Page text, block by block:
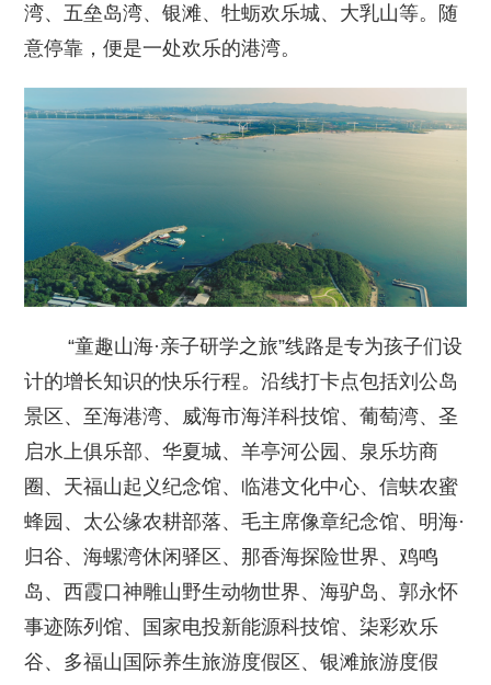
湾、五垒岛湾、银滩、牡蛎欢乐城、大乳山等。随
意停靠，便是一处欢乐的港湾。
“童趣山海·亲子研学之旅”线路是专为孩子们设
计的增长知识的快乐行程。沿线打卡点包括刘公岛
景区、至海港湾、威海市海洋科技馆、葡萄湾、圣
启水上俱乐部、华夏城、羊亭河公园、泉乐坊商
圈、天福山起义纪念馆、临港文化中心、信蚨农蜜
蜂园、太公缘农耕部落、毛主席像章纪念馆、明海·
归谷、海螺湾休闲驿区、那香海探险世界、鸡鸣
岛、西霞口神雕山野生动物世界、海驴岛、郭永怀
事迹陈列馆、国家电投新能源科技馆、柒彩欢乐
谷、多福山国际养生旅游度假区、银滩旅游度假